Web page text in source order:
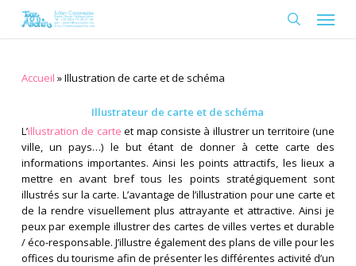
Menu
Accueil »Illustration de carte et de schéma
Illustrateur de carte et de schéma
L’illustration de carte et map consiste à illustrer un territoire (une
ville, un pays…) le but étant de donner à cette carte des
informations importantes. Ainsi les points attractifs, les lieux a
mettre en avant bref tous les points stratégiquement sont
illustrés sur la carte. L’avantage de l’illustration pour une carte et
de la rendre visuellement plus attrayante et attractive. Ainsi je
peux par exemple illustrer des cartes de villes vertes et durable
/ éco-responsable. J’illustre également des plans de ville pour les
offices du tourisme afin de présenter les différentes activité d’un